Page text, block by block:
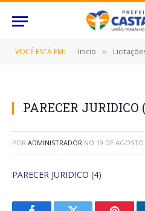
VOCÊ ESTÁ EM: Inicio »
PARECER JURIDICO
POR ADMINISTRADOR NO 19 DE AGOSTO
PARECER JURIDICO (4)